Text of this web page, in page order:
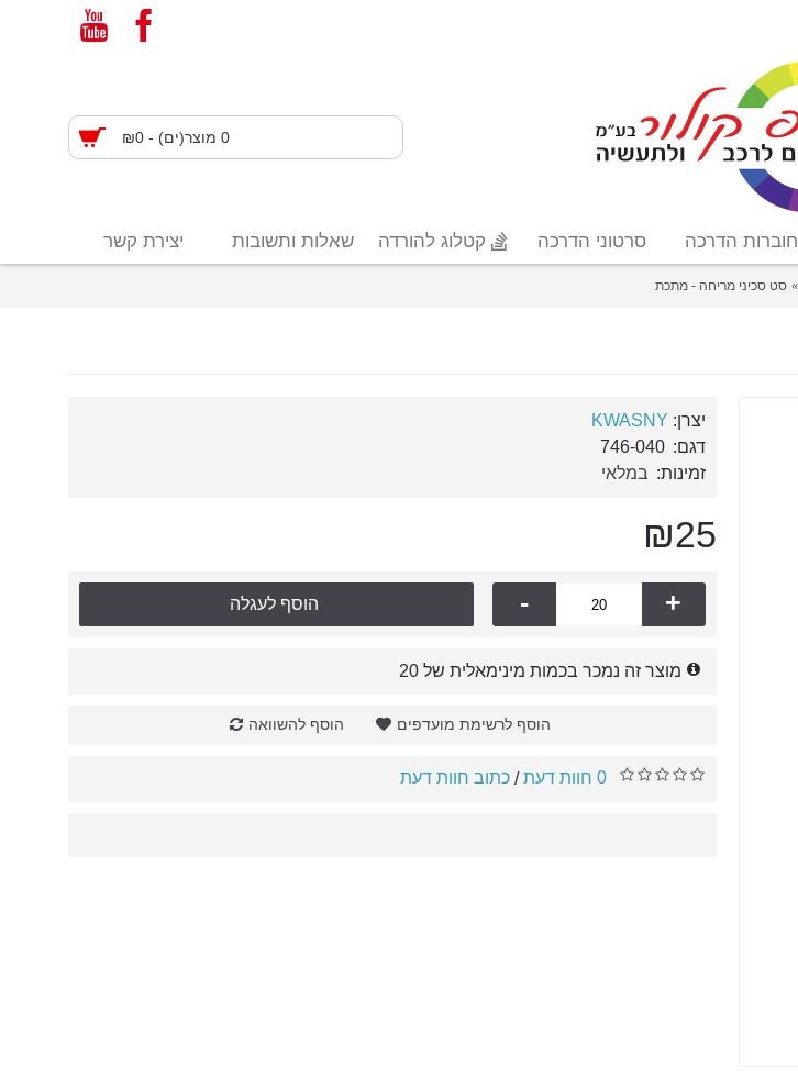
0 מוצר(ים) - ₪0
חוברות הדרכה סרטוני הדרכה קטלוג להורדה שאלות ותשובות יצירת קשר
סט סכיני מריחה - מתכת
יצרן: KWASNY
דגם: 746-040
זמינות: במלאי
₪25
- + הוסף לעגלה
מוצר זה נמכר בכמות מינימאלית של 20
הוסף לרשימת מועדפים הוסף להשוואה
0 חוות דעת / כתוב חוות דעת